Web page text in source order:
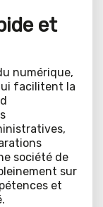
et
numérique,
facilitent la
société de
sur
et